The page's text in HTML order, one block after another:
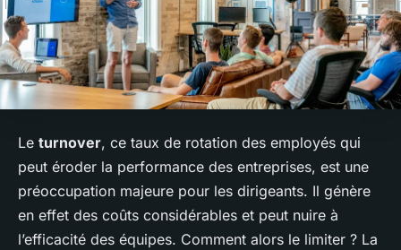
Le turnover, ce taux de rotation des employés qui
peut éroder la performance des entreprises, est une
préoccupation majeure pour les dirigeants. Il génère
en effet des coûts considérables et peut nuire à
l’efficacité des équipes. Comment alors le limiter ? La